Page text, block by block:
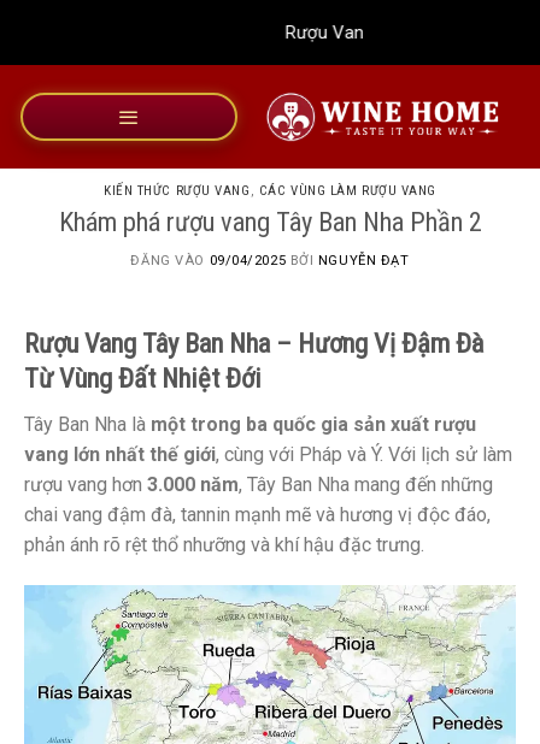
dung
Rượu Vang Wine Home
KIẾN THỨC RƯỢU VANG , CÁC VÙNG LÀM RƯỢU VANG
Khám phá rượu vang Tây Ban Nha Phần 2
ĐĂNG VÀO 09/04/2025 BỞI NGUYỄN ĐẠT
Rượu Vang Tây Ban Nha – Hương Vị Đậm Đà
Từ Vùng Đất Nhiệt Đới
Tây Ban Nha là một trong ba quốc gia sản xuất rượu
vang lớn nhất thế giới, cùng với Pháp và Ý. Với lịch sử làm
rượu vang hơn 3.000 năm, Tây Ban Nha mang đến những
chai vang đậm đà, tannin mạnh mẽ và hương vị độc đáo,
phản ánh rõ rệt thổ nhưỡng và khí hậu đặc trưng.